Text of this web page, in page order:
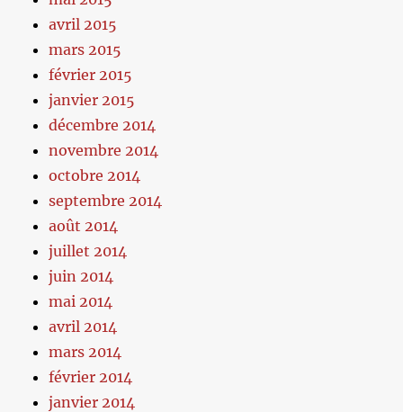
avril 2015
mars 2015
février 2015
janvier 2015
décembre 2014
novembre 2014
octobre 2014
septembre 2014
août 2014
juillet 2014
juin 2014
mai 2014
avril 2014
mars 2014
février 2014
janvier 2014